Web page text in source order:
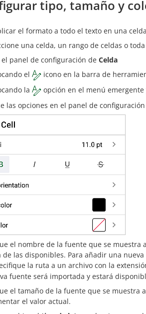
tipo, tamaño y
el formato a todo el texto en una
una celda, un rango de celdas o
panel de configuración de Celda
el
icono en la barra de
la
opción en el menú
las opciones en el panel de
el nombre de la fuente que se muestra
de las disponibles. Para añadir una
la ruta a un archivo con la
fuente será importada y estará
el tamaño de la fuente que se muestra
el valor actual.